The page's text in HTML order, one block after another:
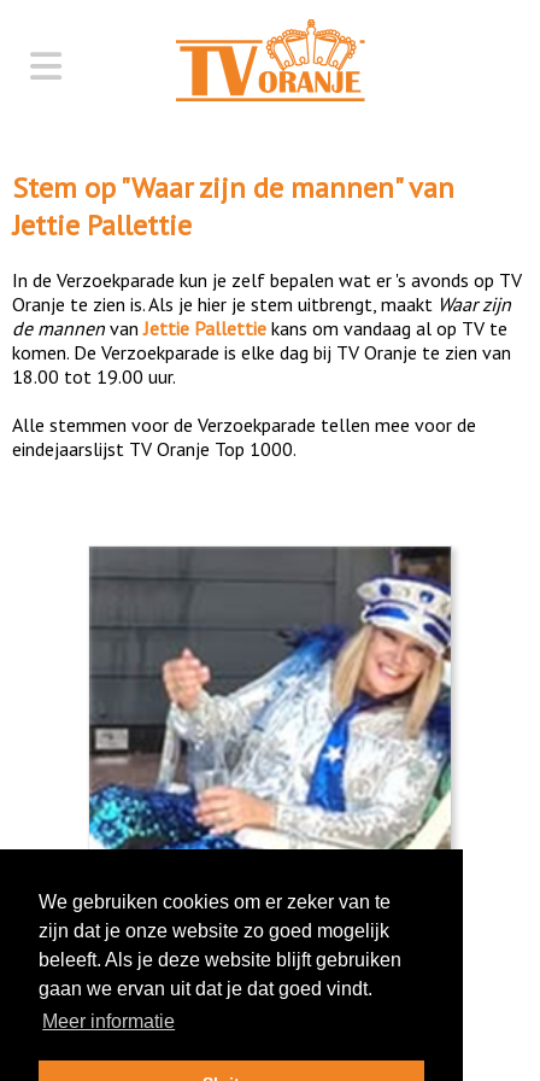
Stem op "Waar zijn de mannen" van
Jettie Pallettie
In de Verzoekparade kun je zelf bepalen wat er 's avonds op TV
Oranje te zien is. Als je hier je stem uitbrengt, maakt Waar zijn
de mannen vanJettie Pallettie kans om vandaag al op TV te
komen. De Verzoekparade is elke dag bij TV Oranje te zien van
18.00 tot 19.00 uur.
Alle stemmen voor de Verzoekparade tellen mee voor de
eindejaarslijst TV Oranje Top 1000.
Log in om te stemmen!
We gebruiken cookies om er zeker van te
zijn dat je onze website zo goed mogelijk
beleeft. Als je deze website blijft gebruiken
gaan we ervan uit dat je dat goed vindt.
Meer informatie